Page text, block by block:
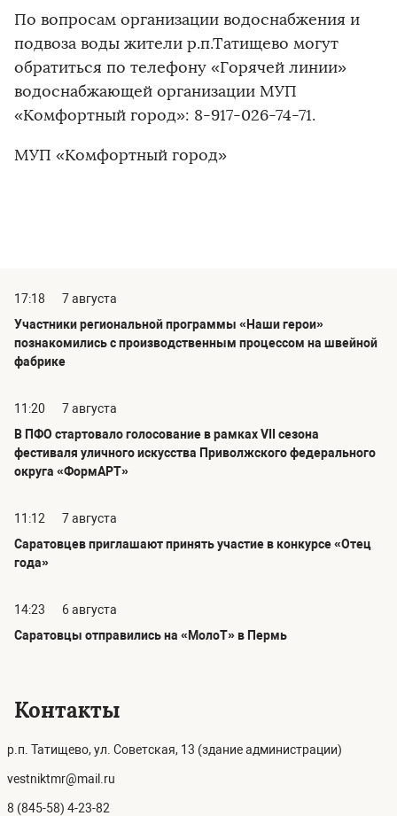
По вопросам организации водоснабжения и
подвоза воды жители р.п.Татищево могут
обратиться по телефону «Горячей линии»
водоснабжающей организации МУП
«Комфортный город»: 8-917-026-74-71.
МУП «Комфортный город»
17:18
7 августа
Участники региональной программы «Наши герои»
познакомились с производственным процессом на швейной
фабрике
11:20
7 августа
В ПФО стартовало голосование в рамках VII сезона
фестиваля уличного искусства Приволжского федерального
округа «ФормАРТ»
11:12
7 августа
Саратовцев приглашают принять участие в конкурсе «Отец
года»
14:23
6 августа
Саратовцы отправились на «МолоТ» в Пермь
Контакты
р.п. Татищево, ул. Советская, 13 (здание администрации)
vestniktmr@mail.ru
8 (845-58) 4-23-82